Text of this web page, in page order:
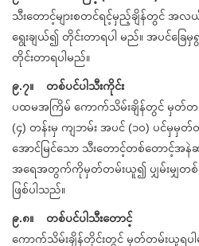
သီးတောင့်များစတင်ရင့်မှည့်ချိန်တွင် အလ
ရွေးချယ်၍ တိုင်းတာရပါ မည်။ အပင်ခြေ
တိုင်းတာရပါမည်။
၉.၇။ တစ်ပင်ပါသီးကိုင်း
ပထမအကြိမ် ကောက်သိမ်းချိန်တွင် မှတ်
(၄) တန်းမှ ကျဘမ်း အပင် (၁၀) ပင်မှမှတ်
အောင်မြင်သော သီးတောင့်တစ်တောင့်အနဲဆုံ
အရေအတွက်ကိုမှတ်တမ်းယူ၍ ပျှမ်းမျှတစ်
ဖြစ်ပါသည်။
၉.၈။ တစ်ပင်ပါသီးတောင့်
ကောက်သိမ်းချိန်တိုင်းတွင် မှတ်တမ်းယူရ